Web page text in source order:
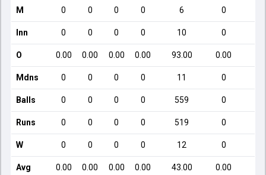
M 0 0 0 0 6 0
Inn 0 0 0 0 10 0
O 0.00 0.00 0.00 0.00 93.00 0.00
Mdns 0 0 0 0 11 0
Balls 0 0 0 0 559 0
Runs 0 0 0 0 519 0
W 0 0 0 0 12 0
Avg 0.00 0.00 0.00 0.00 43.00 0.00